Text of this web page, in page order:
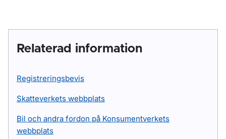
Relaterad information
Registreringsbevis
Skatteverkets webbplats
Bil och andra fordon på Konsumentverkets
webbplats